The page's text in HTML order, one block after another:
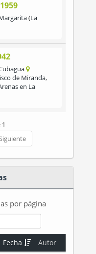
La
de Miranda,
en La
por página
Autor
Fecha